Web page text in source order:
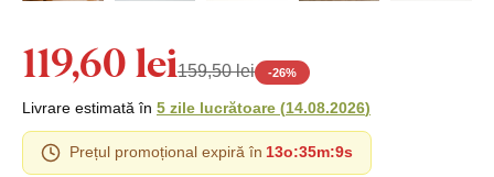
119,60 lei159,50 lei -26%
Livrare estimată în 5 zile lucrătoare (14.08.2026)
Prețul promoțional expiră în 13o:35m:8s